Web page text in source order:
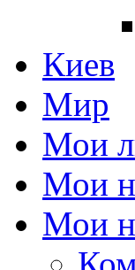
Киев
Мир
Мои
Мои
Мои